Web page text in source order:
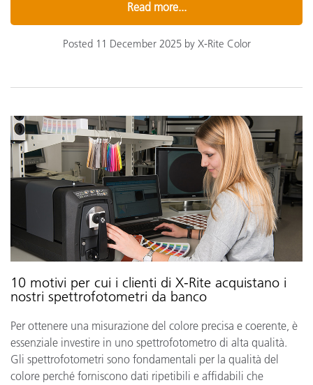
Read more...
Posted 11 December 2025 by X-Rite Color
10 motivi per cui i clienti di X-Rite acquistano i
nostri spettrofotometri da banco
Per ottenere una misurazione del colore precisa e coerente, è
essenziale investire in uno spettrofotometro di alta qualità.
Gli spettrofotometri sono fondamentali per la qualità del
colore perché forniscono dati ripetibili e affidabili che